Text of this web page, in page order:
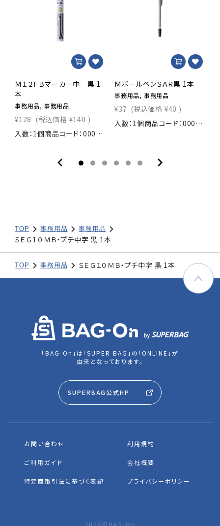
Ｍ１２ＦＢマーカー中 黒 1
本
事務用品, 事務用品
¥128 (税込価格 ¥140 )
入数：1個商品コード：0000908640＃ 事務用品
ＭボールペンＳＡＲ黒 1本
事務用品, 事務用品
¥37 (税込価格 ¥40 )
入数：1個商品コード：0001003030＃ 事務用品
TOP 事務用品 事務用品
ＳＥＧ１０ＭＢ・プチ中字 黒 1本
TOP 事務用品 ＳＥＧ１０ＭＢ・プチ中字 黒 1本
「BAG-On」は「SUPER BAG」の「ONLINE」が
由来となっております。
SUPERBAG公式HP
お問い合わせ
ご利用ガイド
特定商取引法に基づく表記
利用規約
会社概要
プライバシーポリシー